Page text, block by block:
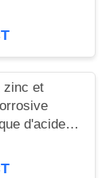
en
zinc et
d'acide
anti pour